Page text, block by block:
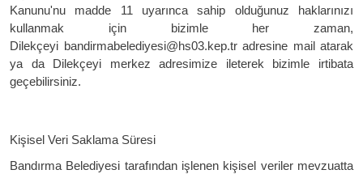
Kanunu'nu madde 11 uyarınca sahip olduğunuz haklarınızı
kullanmak için bizimle her zaman,
Dilekçeyi bandirmabelediyesi@hs03.kep.tr adresine mail atarak
ya da Dilekçeyi merkez adresimize ileterek bizimle irtibata
geçebilirsiniz.
Kişisel Veri Saklama Süresi
Bandırma Belediyesi tarafından işlenen kişisel veriler mevzuatta